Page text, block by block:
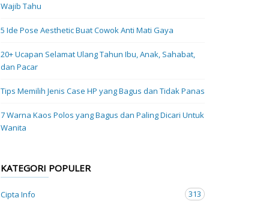
Wajib Tahu
5 Ide Pose Aesthetic Buat Cowok Anti Mati Gaya
20+ Ucapan Selamat Ulang Tahun Ibu, Anak, Sahabat,
dan Pacar
Tips Memilih Jenis Case HP yang Bagus dan Tidak Panas
7 Warna Kaos Polos yang Bagus dan Paling Dicari Untuk
Wanita
KATEGORI POPULER
Cipta Info
313